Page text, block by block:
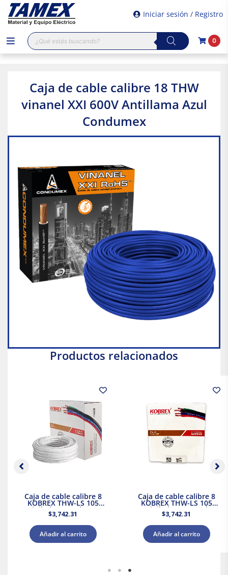
Iniciar sesión / Registro
Búsqueda
de
productos
0
Caja de cable calibre 18 THW
vinanel XXI 600V Antillama Azul
Condumex
Productos relacionados
Caja de cable calibre 8
KOBREX THW-LS 105
Vinikob 600V Blanco
$3,742.31
Añadir al carrito
Caja de cable calibre 8
KOBREX THW-LS 105
Vinikob 600V Azul
$3,742.31
Añadir al carrito